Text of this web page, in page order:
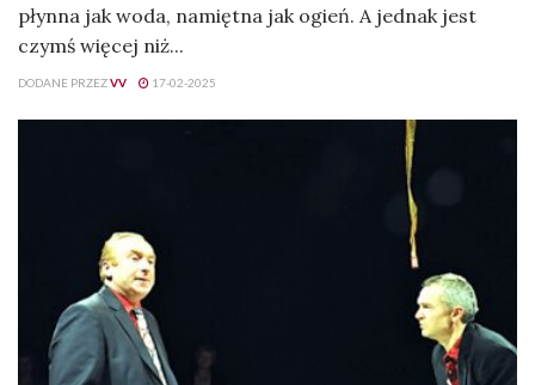
płynna jak woda, namiętna jak ogień. A jednak jest
czymś więcej niż...
DODANE PRZEZVV 17-02-2025